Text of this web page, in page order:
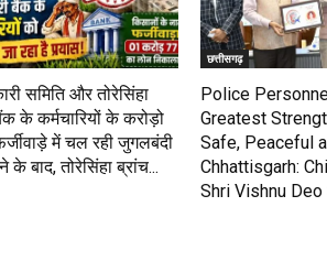
समिति और तोरेसिंहा
के कर्मचारियों के करोड़ो
में चल रही जुगलबंदी
के बाद, तोरेसिंहा ब्रांच...
छत्तीसगढ़
Police
Greatest
Safe, Peaceful
Chhattisgarh:
Shri Vishnu Deo